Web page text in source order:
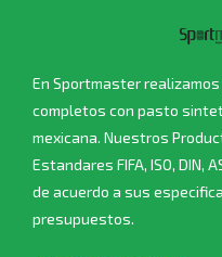
En Sportmaster
completos con pasto
mexicana. Nuestros
Estandares FIFA, ISO, DIN,
de acuerdo a sus
presupuestos.